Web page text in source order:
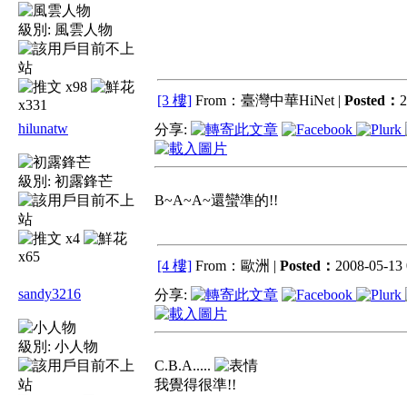
級別: 風雲人物
x98
x331
[3 樓] From：臺灣中華HiNet | Posted：
hilunatw
級別: 初露鋒芒
x4
x65
分享:
B~A~A~還蠻準的!!
[4 樓] From：歐洲 | Posted： 2008-05-13
sandy3216
級別: 小人物
分享:
C.B.A.....
我覺得很準!!